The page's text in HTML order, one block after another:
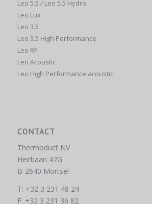
Leo 5.5 / Leo 5.5 Hydro
Leo Lux
Leo 3.5
Leo 3.5 High Performance
Leo RF
Leo Acoustic
Leo High Performance acoustic
CONTACT
Thermoduct NV
Heirbaan 47G
B-2640 Mortsel
T: +32 3 231 48 24
F: +32 3 231 36 82